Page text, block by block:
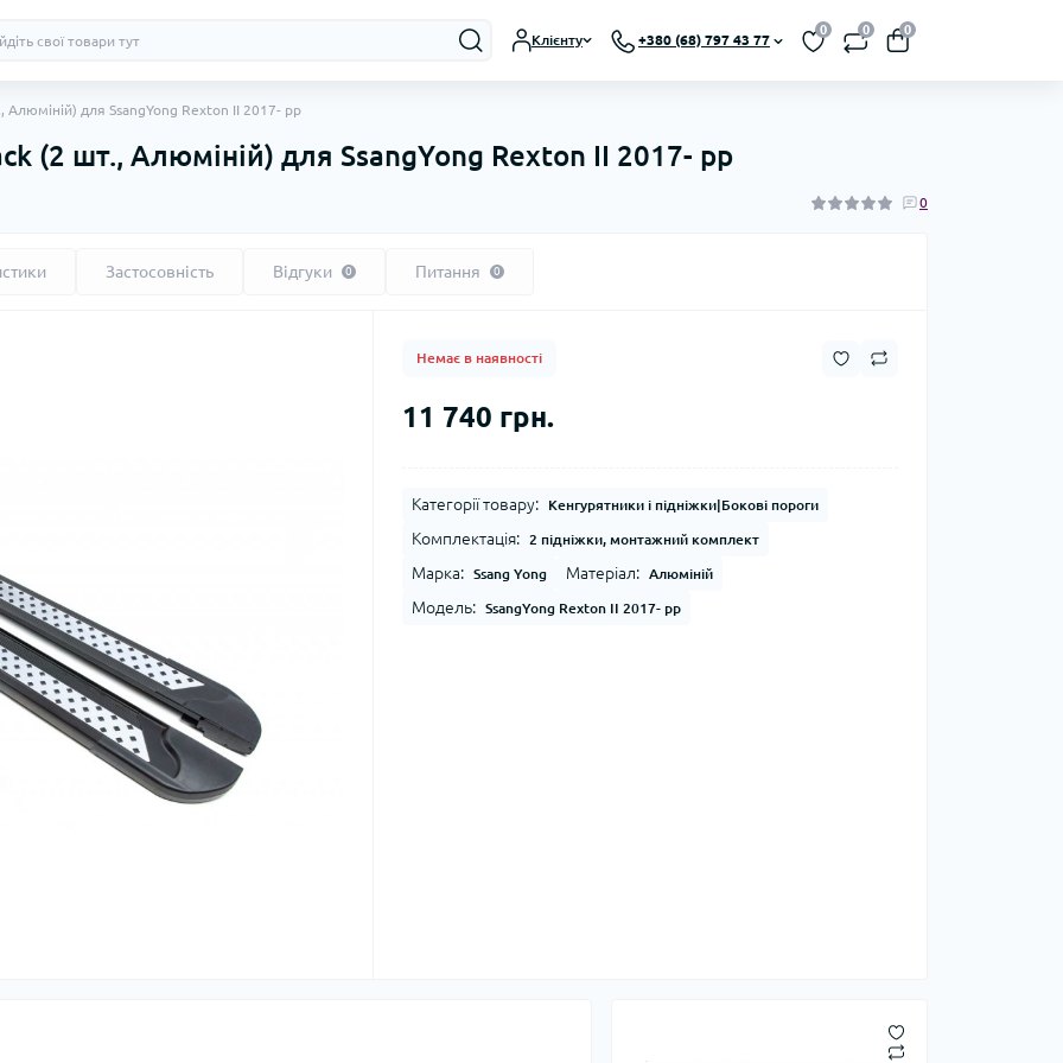
Клієнту +380 (68) 797 43 77
0 0 0
Алюміній) для SsangYong Rexton II 2017- рр
(2 шт., Алюміній) для SsangYong Rexton II 2017- рр
0
Застосовність Відгуки 0 Питання 0
Немає в наявності
11 740 грн.
Категорії товару: Кенгурятники і підніжки|Бокові пороги
Комплектація: 2 підніжки, монтажний комплект
Марка: Ssang Yong Матеріал: Алюміній
Модель: SsangYong Rexton II 2017- рр